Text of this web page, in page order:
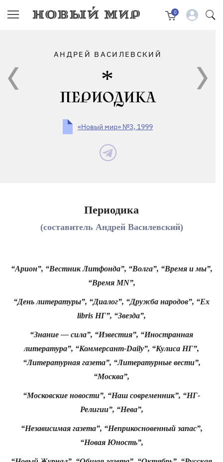
0
АНДРЕЙ ВАСИЛЕВСКИЙ
ПЕРИОДИКА
«Новый мир» №3, 1999
Периодика
(составитель Андрей Василевский)
“Арион”, “Вестник Литфонда”, “Волга”, “Время и мы”,
“Время MN”,
“День литературы”, “Диалог”, “Дружба народов”, “Ex
libris НГ”, “Звезда”,
“Знание — сила”, “Известия”, “Иностранная
литература”, “Коммерсант-Daily”, “Кулиса НГ”,
“Литературная газета”, “Литературные вести”,
“Москва”,
“Московские новости”, “Наш современник”, “НГ-
Религии”, “Нева”,
“Независимая газета”, “Неприкосновенный запас”,
“Новая Юность”,